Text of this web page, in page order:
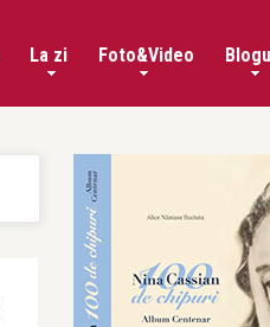
La zi Foto&Video